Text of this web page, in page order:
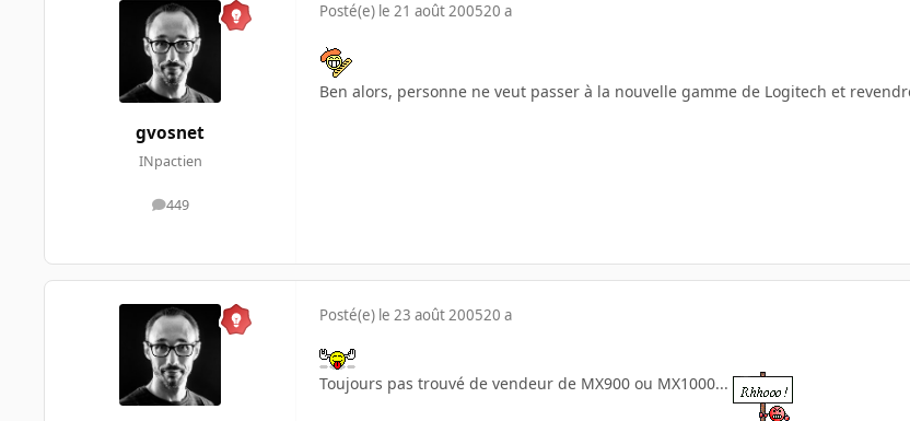
gvosnet
INpactien
449
messages
Posté(e) le 21 août 200520 a
Ben alors, personne ne veut passer à la nouvelle gamme de Logitech et
Posté(e) le 23 août 200520 a
Toujours pas trouvé de vendeur de MX900 ou MX1000...